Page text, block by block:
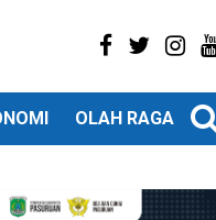
OLAH RAGA